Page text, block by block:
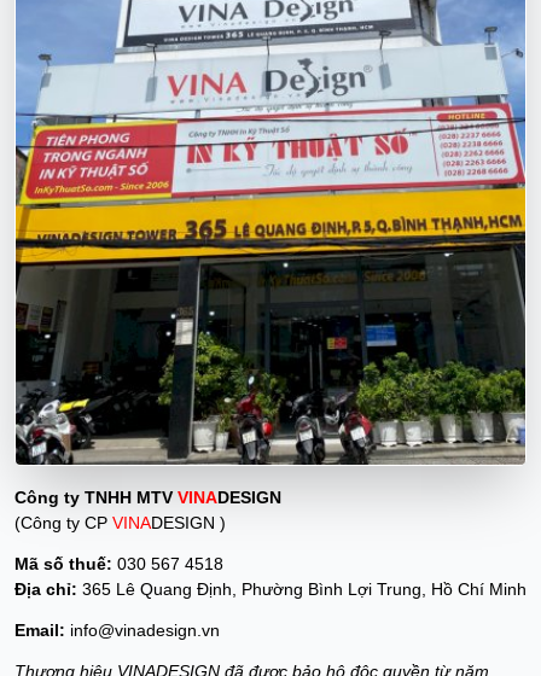
Công ty TNHH MTVVINADESIGN
(Công ty CP VINADESIGN )
Mã số thuế: 030 567 4518
Địa chỉ: 365 Lê Quang Định, Phường Bình Lợi Trung, Hồ Chí Minh
Email: info@vinadesign.vn
Thương hiệu VINADESIGN đã được bảo hộ độc quyền từ năm